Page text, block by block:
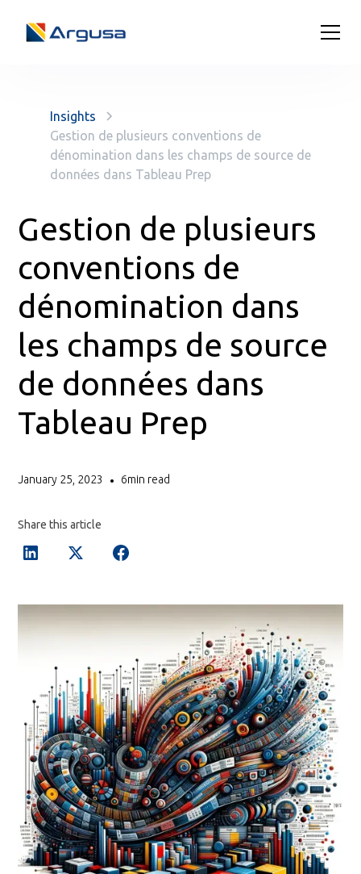
Insights
Gestion de plusieurs conventions de
dénomination dans les champs de source de
données dans Tableau Prep
Gestion de plusieurs
conventions de
dénomination dans
les champs de source
de données dans
Tableau Prep
January 25, 2023 • 6min read
Share this article